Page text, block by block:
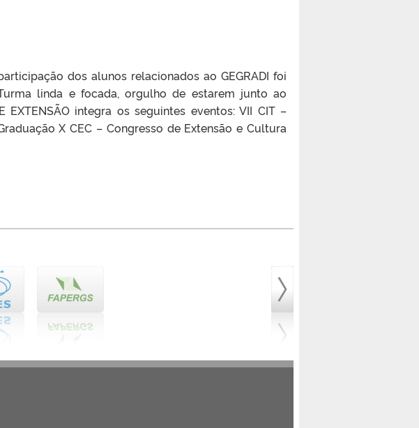
dos alunos relacionados ao GEGRADI foi
linda e focada, orgulho de estarem junto ao
EXTENSÃO integra os seguintes eventos: VII CIT –
X CEC – Congresso de Extensão e Cultura